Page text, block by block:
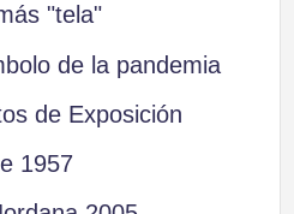
"tela"
de la pandemia
de Exposición
1957